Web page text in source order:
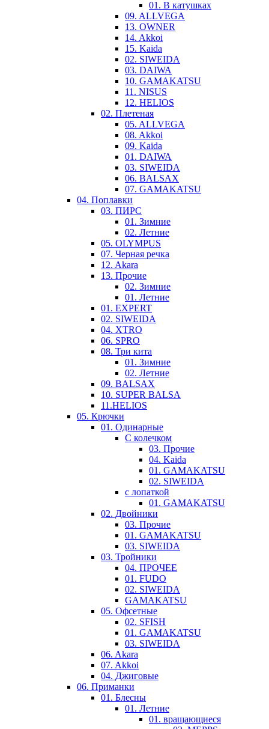
01. В катушках
09. ALLVEGA
13. OWNER
14. Akkoi
15. Kaida
02. SIWEIDA
03. DAIWA
10. GAMAKATSU
11. NISUS
12. HELIOS
02. Плетеная
05. ALLVEGA
08. Akkoi
09. Kaida
01. DAIWA
03. SIWEIDA
06. BALSAX
07. GAMAKATSU
04. Поплавки
03. ПИРС
01. Зимние
02. Летние
05. OLYMPUS
07. Черная речка
12. Akara
13. Прочие
02. Зимние
01. Летние
01. EXPERT
02. SIWEIDA
04. XTRO
06. SPRO
08. Три кита
01. Зимние
02. Летние
09. BALSAX
10. SUPER BALSA
11.HELIOS
05. Крючки
01. Одинарные
С колечком
03. Прочие
04. Kaida
01. GAMAKATSU
02. SIWEIDA
с лопаткой
01. GAMAKATSU
02. Двойники
03. Прочие
01. GAMAKATSU
03. SIWEIDA
03. Тройники
04. ПРОЧЕЕ
01. FUDO
02. SIWEIDA
GAMAKATSU
05. Офсетные
02. SFISH
01. GAMAKATSU
03. SIWEIDA
06. Akara
07. Akkoi
04. Джиговые
06. Приманки
01. Блесны
01. Летние
01. вращающиеся